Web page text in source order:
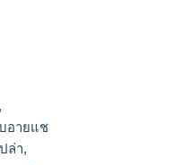
อายแช
ชโดว์
,
อายแช
ล่า,